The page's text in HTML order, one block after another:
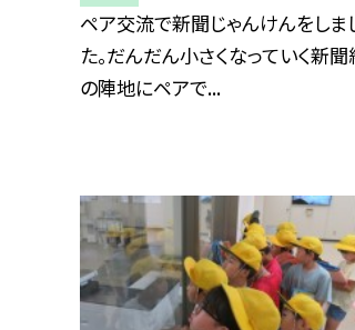
ペア交流で新聞じゃんけんをしま
た。だんだん小さくなっていく新
の陣地にペアで...